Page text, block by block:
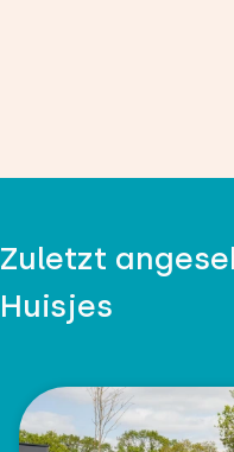
Zuletzt
Huisjes